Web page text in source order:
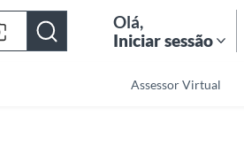
Olá,
Iniciar sessão
Assessor Virtual